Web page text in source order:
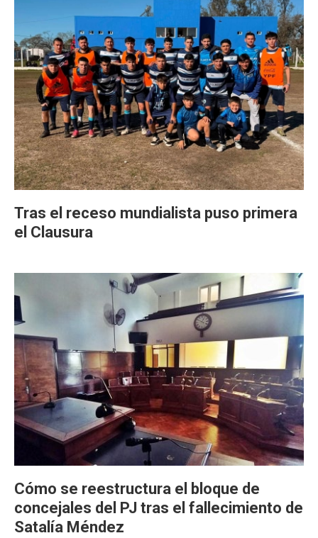
Tras el receso mundialista puso primera
el Clausura
Cómo se reestructura el bloque de
concejales del PJ tras el fallecimiento de
Satalía Méndez